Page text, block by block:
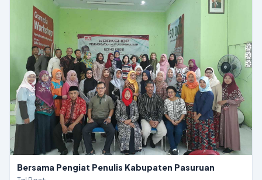
Bersama Pengiat Penulis Kabupaten Pasuruan